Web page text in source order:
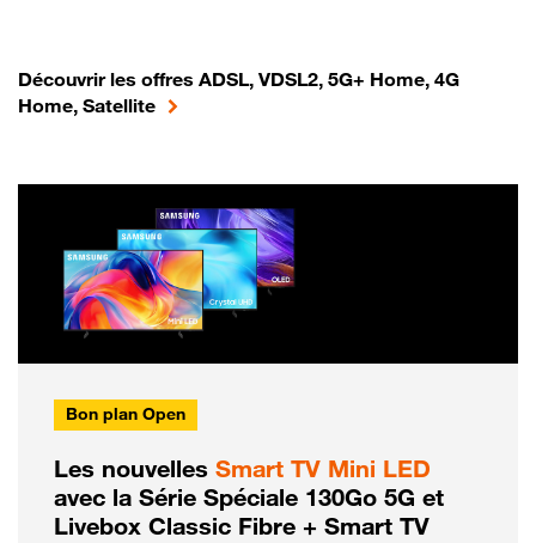
Découvrir les offres ADSL, VDSL2, 5G+ Home, 4G
Home, Satellite
Bon plan Open
Les nouvelles Smart TV Mini LED
avec la Série Spéciale 130Go 5G et
Livebox Classic Fibre + Smart TV